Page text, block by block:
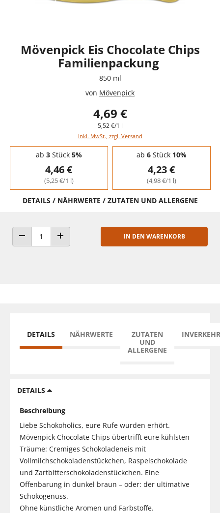
Mövenpick Eis Chocolate Chips
Familienpackung
850 ml
von Mövenpick
4,69 €
5,52 €/1 l
inkl. MwSt., zzgl. Versand
Staffelpreise - Mengenrabatt
ab 3Stück 5%
4,46 €
(5,25 €/1 l)
ab 6Stück 10%
4,23 €
(4,98 €/1 l)
DETAILS / NÄHRWERTE / ZUTATEN UND ALLERGENE
ANZAHL VERRINGERNANZAHL ERHÖHEN
IN DEN WARENKORB
DETAILS NÄHRWERTE
ZUTATEN
UND
ALLERGENE
DETAILS
Beschreibung
Liebe Schokoholics, eure Rufe wurden erhört.
Mövenpick Chocolate Chips übertrifft eure kühlsten
Träume: Cremiges Schokoladeneis mit
Vollmilchschokoladenstückchen, Raspelschokolade
und Zartbitterschokoladenstückchen. Eine
Offenbarung in dunkel braun – oder: der ultimative
Schokogenuss.
Ohne künstliche Aromen und Farbstoffe.